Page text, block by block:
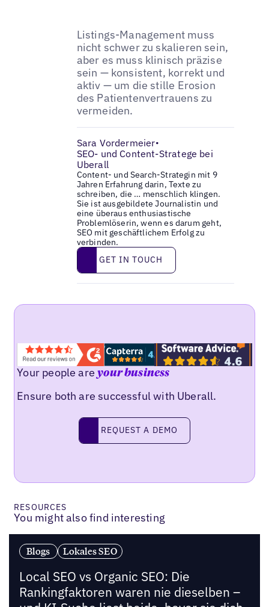
Listings-Management muss
nicht schwer zu skalieren sein,
aber es muss klinisch präzise
sein — konsistent, korrekt und
aktiv — um die stille Erosion
des Patientenvertrauens zu
vermeiden.
Sara Vordermeier•
SEO- und Content-Stratege bei
Uberall
Content- und Search-Strategin mit 9
Jahren Erfahrung darin, Texte zu
schreiben, die … menschlich klingen.
Sie ist ausgebildete Journalistin und
eine überaus enthusiastische
Problemlöserin, wenn es darum geht,
SEO mit geschäftlichem Erfolg zu
verbinden.
Get in touch
GET IN TOUCH
Your people areyour business
Ensure both are successful with Uberall.
Request a demo
REQUEST A DEMO
RESOURCES
You might also find interesting
Blogs Lokales SEO
Local SEO vs Organic SEO: Die
Rankingfaktoren waren nie dieselben –